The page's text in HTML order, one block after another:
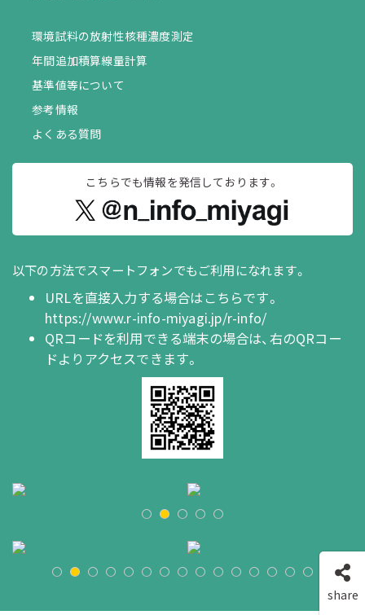
環境試料の放射性核種濃度測定
年間追加積算線量計算
基準値等について
参考情報
よくある質問
こちらでも情報を発信しております。
以下の方法でスマートフォンでもご利用になれます。
URLを直接入力する場合はこちらです。
https://www.r-info-miyagi.jp/r-info/
QRコードを利用できる端末の場合は、右のQRコー
ドよりアクセスできます。
share